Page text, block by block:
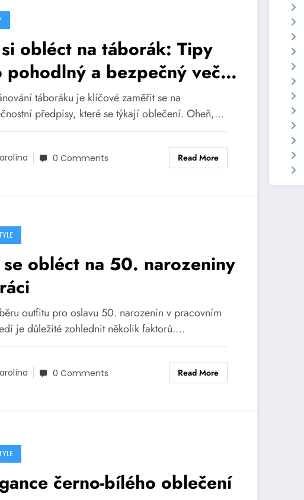
obléct na táborák: Tipy
pohodlný a bezpečný večer
táboráku je klíčové zaměřit se na
předpisy, které se týkají oblečení. Oheň,…
0 Comments Read More
se obléct na 50. narozeniny
outfitu pro oslavu 50. narozenin v pracovním
je důležité zohlednit několik faktorů.…
0 Comments Read More
černo-bílého oblečení